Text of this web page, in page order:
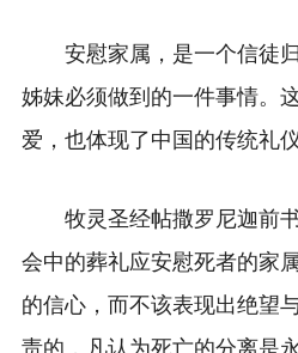
安慰家属，是一个信徒
姊妹必须做到的一件事情。
爱，也体现了中国的传统礼仪
牧灵圣经帖撒罗尼迦前
会中的葬礼应安慰死者的家
的信心，而不该表现出绝望
责的，凡认为死亡的分离是